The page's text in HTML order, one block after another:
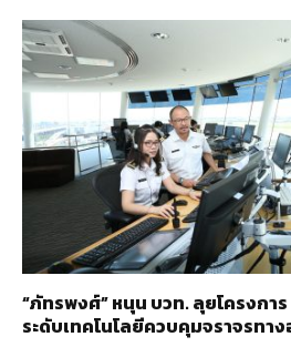
“ภัทรพงศ์” หนุน บวท. ลุยโครงกา
ระดับเทคโนโลยีควบคุมจราจรทา